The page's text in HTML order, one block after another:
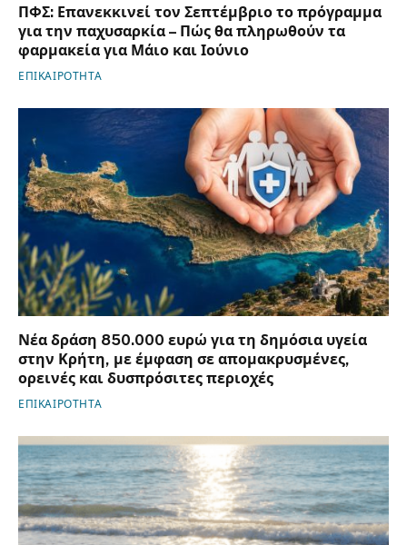
ΠΦΣ: Επανεκκινεί τον Σεπτέμβριο το πρόγραμμα
για την παχυσαρκία – Πώς θα πληρωθούν τα
φαρμακεία για Μάιο και Ιούνιο
ΕΠΙΚΑΙΡΟΤΗΤΑ
Νέα δράση 850.000 ευρώ για τη δημόσια υγεία
στην Κρήτη, με έμφαση σε απομακρυσμένες,
ορεινές και δυσπρόσιτες περιοχές
ΕΠΙΚΑΙΡΟΤΗΤΑ